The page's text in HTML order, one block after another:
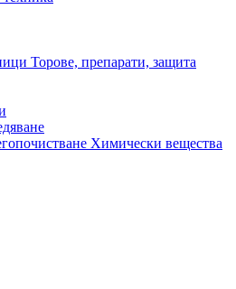
Торове, препарати, защита
Химически вещества